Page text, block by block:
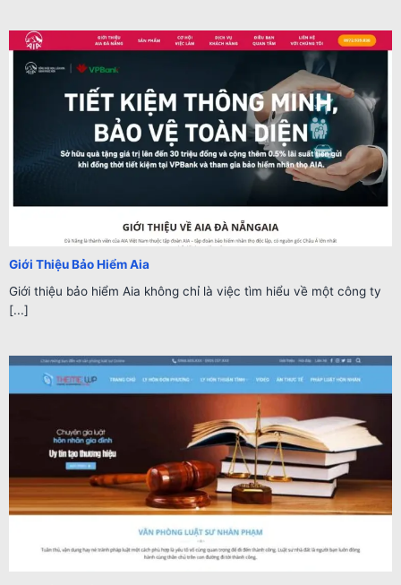
Giới Thiệu Bảo Hiểm Aia
Giới thiệu bảo hiểm Aia không chỉ là việc tìm hiểu về một công ty
[...]